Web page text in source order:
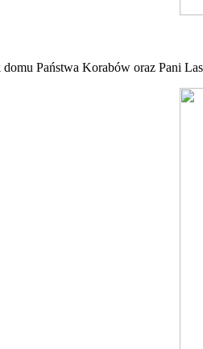
Państwa Korabów oraz Pani